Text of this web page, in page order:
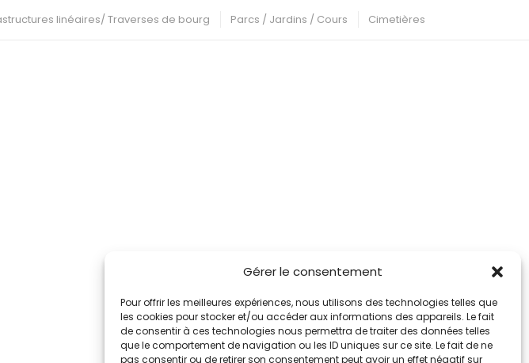
Gérer le consentement
Pour offrir les meilleures expériences, nous utilisons des technologies telles que
les cookies pour stocker et/ou accéder aux informations des appareils. Le fait
de consentir à ces technologies nous permettra de traiter des données telles
que le comportement de navigation ou les ID uniques sur ce site. Le fait de ne
pas consentir ou de retirer son consentement peut avoir un effet négatif sur
linéaires/ Traverses de bourg Parcs / Jardins / Cours Cimetières